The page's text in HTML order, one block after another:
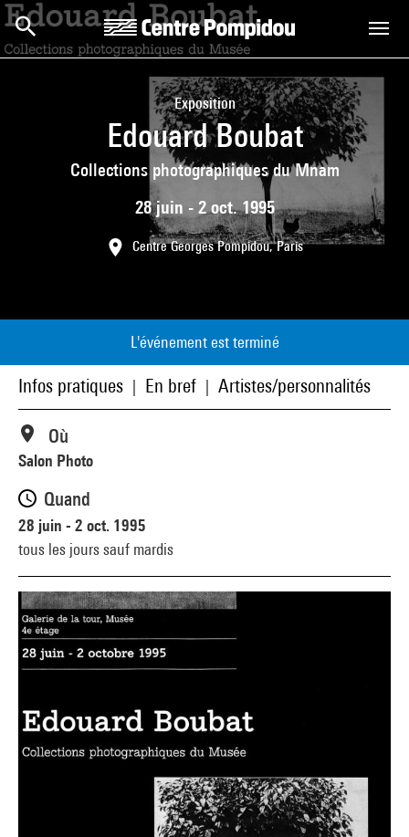
Aller au contenu principal
Centre Pompidou
Exposition
Edouard Boubat
Collections photographiques du Mnam
28 juin - 2 oct. 1995
Centre Georges Pompidou, Paris
L'événement est terminé
Infos pratiques En bref Artistes/personnalités
Où
Salon Photo
Quand
28 juin - 2 oct. 1995
tous les jours sauf mardis